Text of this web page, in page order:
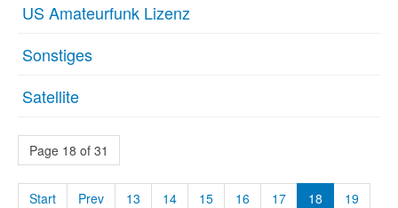
US Amateurfunk Lizenz
Sonstiges
Satellite
Page 18 of 31
Start Prev 13 14 15 16 17 18 19